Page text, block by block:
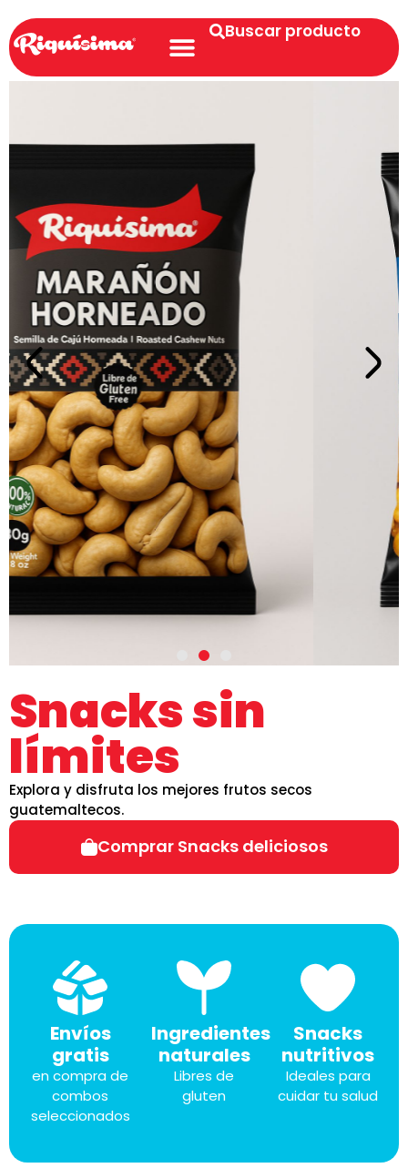
Buscar producto
Snacks sin
límites
Explora y disfruta los mejores frutos secos
guatemaltecos.
Comprar Snacks deliciosos
Envíos
gratis
en compra de
combos
seleccionados
Ingredientes
naturales
Libres de
gluten
Snacks
nutritivos
Ideales para
cuidar tu salud